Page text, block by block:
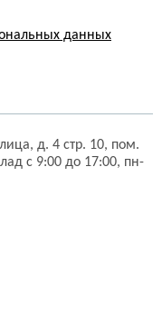
данных
д. 4 стр. 10, пом.
с 9:00 до 17:00, пн-